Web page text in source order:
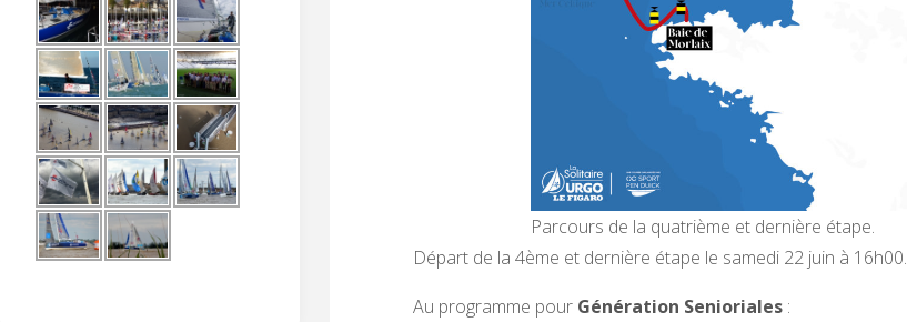
Parcours de la quatrième et dernière étape.
Départ de la 4ème et dernière étape le samedi 22 juin à 16h00.
Au programme pour Génération Senioriales: